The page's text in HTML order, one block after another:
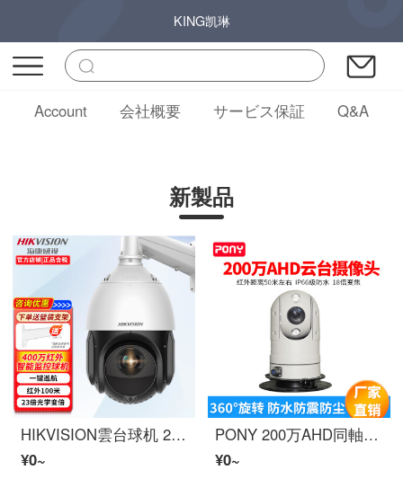
KING凯琳
Account 会社概要 サービス保証 Q&A
新製品
HIKVISION雲台球机 200万400万HD变倍ズーム100米赤外線アウトドア360°パノラマ監視防犯カメラ 【400万4g流量版】4423IW-D/GLT
¥0~
PONY 200万AHD同軸夜視HD 360°PanoraMAINTERIGESTEP車載雲台防犯カメラ高速道路環衛車載デオカメラ1080 P 200万画素AHD同軸HDI型
¥0~